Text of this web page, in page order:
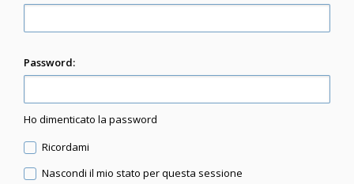
Password:
Ho dimenticato la password
Ricordami
Nascondi il mio stato per questa sessione